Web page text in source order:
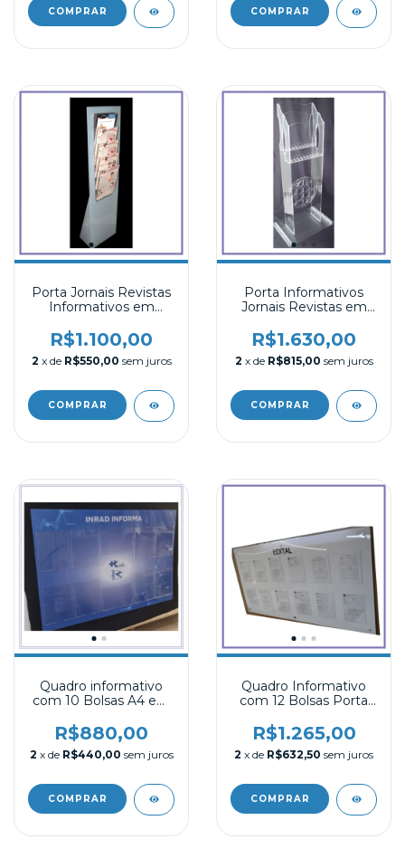
Porta Jornais Revistas
Informativos em
Chão
R$1.100,00
2 x de R$550,00 sem juros
Porta Informativos
Jornais Revistas em
R$1.630,00
2 x de R$815,00 sem juros
Quadro informativo
com 10 Bolsas A4 em
R$880,00
2 x de R$440,00 sem juros
Quadro Informativo
com 12 Bolsas Porta
R$1.265,00
2 x de R$632,50 sem juros
COMPRAR